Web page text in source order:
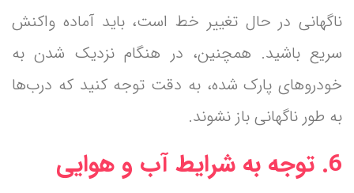
ناگهانی در حال تغییر خط است، باید آماده واکنش
سریع باشید. همچنین، در هنگام نزدیک شدن به
خودروهای پارک شده، به دقت توجه کنید که درب‌ها
به طور ناگهانی باز نشوند.
6. توجه به شرایط آب و هوایی